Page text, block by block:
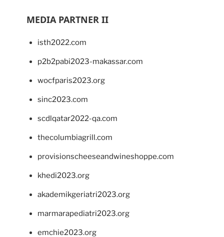
MEDIA PARTNER II
isth2022.com
p2b2pabi2023-makassar.com
wocfparis2023.org
sinc2023.com
scdlqatar2022-qa.com
thecolumbiagrill.com
provisionscheeseandwineshoppe.com
khedi2023.org
akademikgeriatri2023.org
marmarapediatri2023.org
emchie2023.org